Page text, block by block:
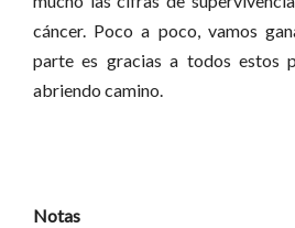
cáncer. Poco a poco, vamos
parte es gracias a todos estos
abriendo camino.
Notas